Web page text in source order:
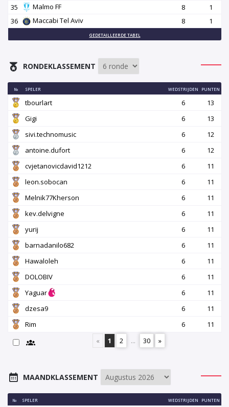
35
Malmo FF 8
1
36
Maccabi Tel Aviv 8 1
GEDETAILLEERDE TABEL
RONDEKLASSEMENT
№ SPELER WEDSTRIJDEN PUNTEN
tbourlart 6
13
Gigi
6
13
sivi.technomusic
6
12
antoine.dufort
6
12
cvjetanovicdavid1212
6
11
leon.sobocan
6
11
Melnik77Kherson
6
11
kev.delvigne
6
11
yurij
6
11
barnadanilo682
6
11
Hawaloleh
6
11
DOLOBIV
6
11
Yaguar
6
11
dzesa9
6
11
Rim
6
11
«
1 2 ... 30 »
MAANDKLASSEMENT
№ SPELER WEDSTRIJDEN PUNTEN